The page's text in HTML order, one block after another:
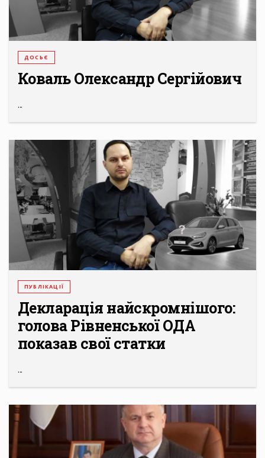
ДОСЬЄ
Коваль Олександр Сергійович
...
ПУБЛІКАЦІЇ
Декларація найскромнішого:
голова Рівненської ОДА
показав свої статки
...